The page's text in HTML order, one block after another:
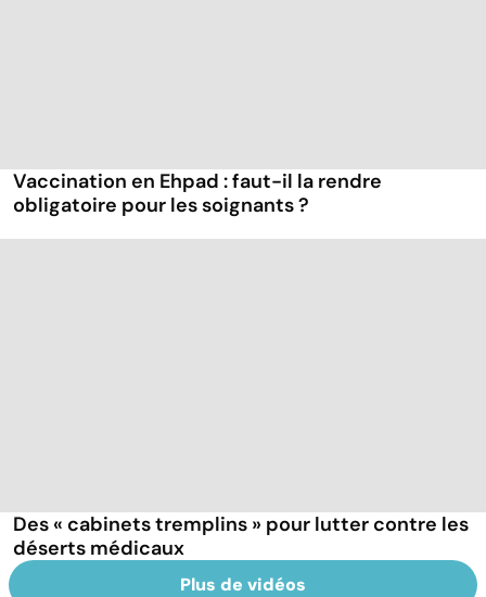
Vaccination en Ehpad : faut-il la rendre
obligatoire pour les soignants ?
Des « cabinets tremplins » pour lutter contre les
déserts médicaux
Plus de vidéos